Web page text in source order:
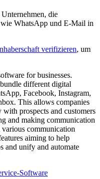
die
WhatsApp und E-Mail in
verifizieren, um
for businesses.
different digital
Facebook, Instagram,
This allows companies
prospects and customers
and making communication
communication
aiming to help
and unify and automate
Software